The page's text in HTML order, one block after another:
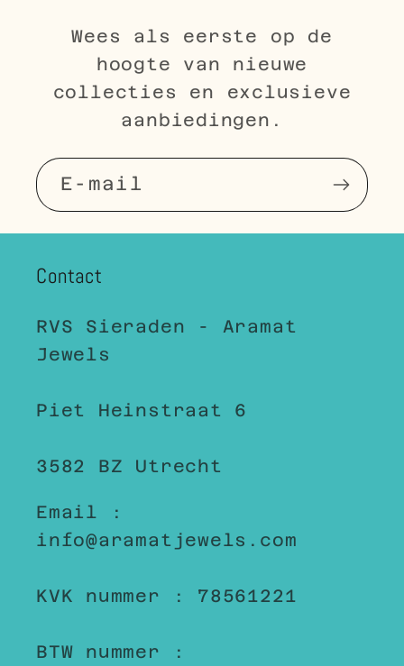
Wees als eerste op de
hoogte van nieuwe
collecties en exclusieve
aanbiedingen.
E‑mail
Contact
RVS Sieraden - Aramat
Jewels
Piet Heinstraat 6
3582 BZ Utrecht
Email :
info@aramatjewels.com
KVK nummer : 78561221
BTW nummer :